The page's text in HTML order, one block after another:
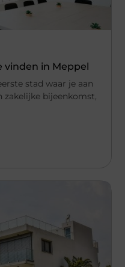
vinden in Meppel
stad waar je aan
zakelijke bijeenkomst,